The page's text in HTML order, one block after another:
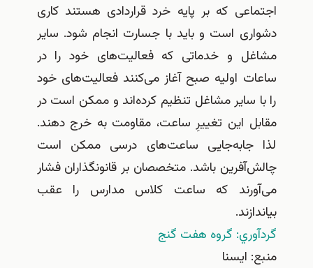
اجتماعی که بر پایه خرد قراردادی هستند کاری
دشواری است و باید با جسارت انجام شود. سایر
مشاغل و خدماتی که فعالیت‌های خود را در
ساعات اولیه صبح آغاز می‌کنند فعالیت‌های خود
را با سایر مشاغل تنظیم کرده‌اند و ممکن است در
مقابل این تغییرِ ساعت، مقاومت به خرج دهند.
لذا جابه‌جایی ساعت‌های درسی ممکن است
چالش‌آفرین باشد. متخصصان بر قانونگذاران فشار
می‌آورند که ساعت کلاس مدارس را عقب
بیاندازند.
گردآوري: گروه هفت گنج
منبع: ايسنا